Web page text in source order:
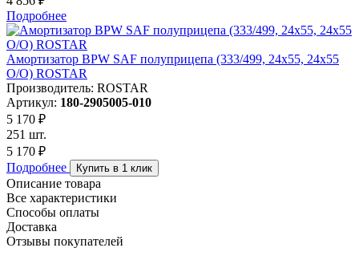
Подробнее
Амортизатор BPW SAF полуприцепа (333/499, 24x55, 24x55
О/O) ROSTAR
Производитель: ROSTAR
Артикул: 180-2905005-010
5 170 ₽
251 шт.
5 170 ₽
Подробнее
Купить в 1 клик
Описание товара
Все характеристики
Способы оплаты
Доставка
Отзывы покупателей